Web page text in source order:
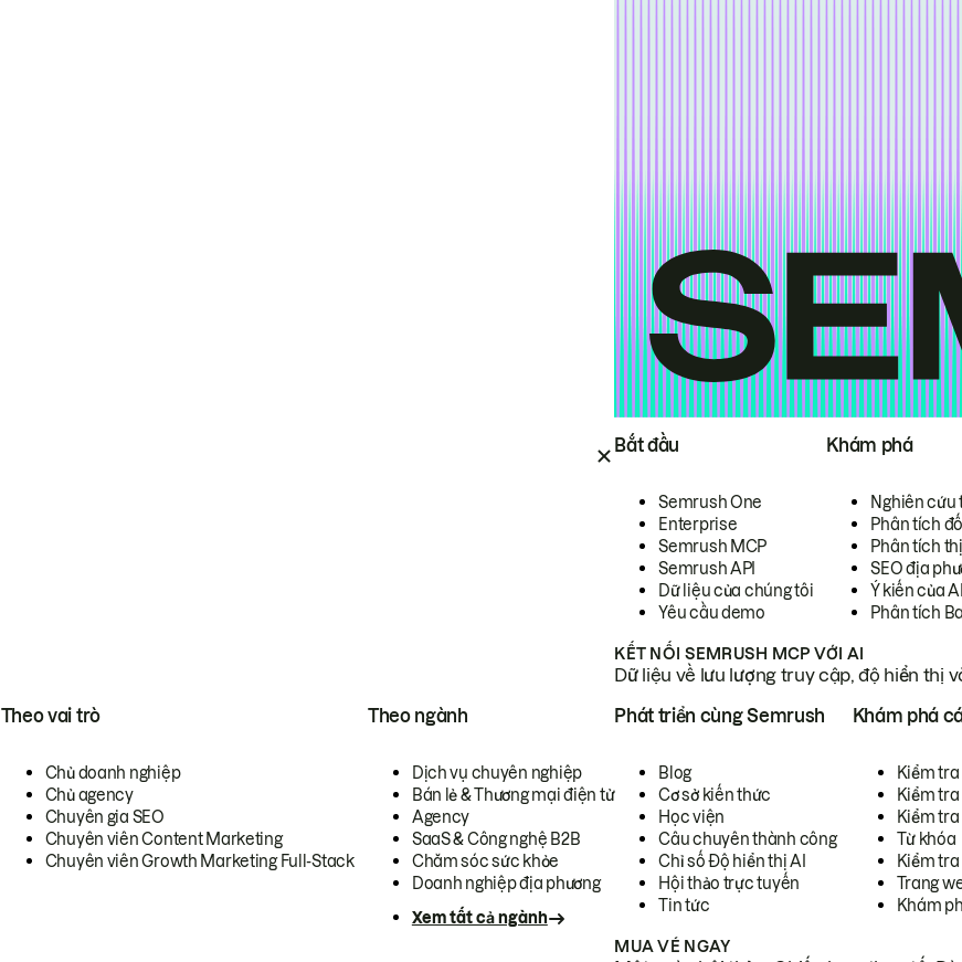
Bắt đầu
Semrush One
Enterprise
Semrush MCP
Semrush API
Dữ liệu của chúng tôi
Yêu cầu demo
Khám phá
Nghiên cứu
Phân tích
Phân tích
SEO địa
Ý kiến của
Phân tích
KẾT NỐI SEMRUSH MCP VỚI AI
Dữ liệu về lưu lượng truy cập, độ hiển thị
Theo vai trò
Chủ doanh nghiệp
Chủ agency
Chuyên gia SEO
Chuyên viên Content Marketing
Chuyên viên Growth Marketing Full-Stack
Theo ngành
Dịch vụ chuyên nghiệp
Bán lẻ & Thương mại điện tử
Agency
SaaS & Công nghệ B2B
Chăm sóc sức khỏe
Doanh nghiệp địa phương
Xem tất cả ngành
Phát triển cùng Semrush
Blog
Cơ sở kiến thức
Học viện
Câu chuyên thành công
Chỉ số Độ hiển thị AI
Hội thảo trực tuyến
Tin tức
Khám phá
Kiểm
Kiểm tra
Kiểm
Từ khóa
Kiểm
Trang
Khám
MUA VÉ NGAY